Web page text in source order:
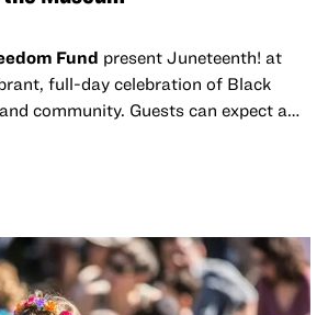
Fund present Juneteenth! at
full-day celebration of Black
community. Guests can expect a
pushing artists, delicious offerings
in celebration of Black culture.